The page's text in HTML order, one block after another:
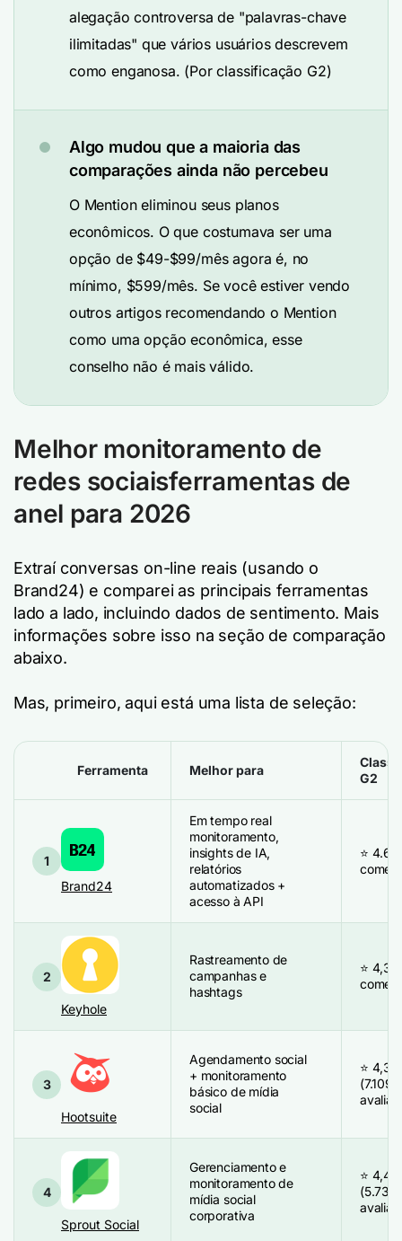
alegação controversa de "palavras-chave
ilimitadas" que vários usuários descrevem
como enganosa. (Por classificação G2)
Algo mudou que a maioria das
comparações ainda não percebeu
O Mention eliminou seus planos
econômicos. O que costumava ser uma
opção de $49-$99/mês agora é, no
mínimo, $599/mês. Se você estiver vendo
outros artigos recomendando o Mention
como uma opção econômica, esse
conselho não é mais válido.
Melhor monitoramento de
redes sociaisferramentas de
anel para 2026
Extraí conversas on-line reais (usando o
Brand24) e comparei as principais ferramentas
lado a lado, incluindo dados de sentimento. Mais
informações sobre isso na seção de comparação
abaixo.
Mas, primeiro, aqui está uma lista de seleção:
Ferramenta Melhor para
G2
1
Brand24
Em tempo real
monitoramento,
insights de IA,
relatórios
automatizados +
acesso à API
⭐ 4.6/
2
Keyhole
Rastreamento de
campanhas e
hashtags
⭐ 4,3/
3
Hootsuite
Agendamento social
+ monitoramento
básico de mídia
social
⭐ 4,3/5
(7.109
4
Sprout Social
Gerenciamento e
monitoramento de
mídia social
corporativa
⭐ 4,4/5
(5.731